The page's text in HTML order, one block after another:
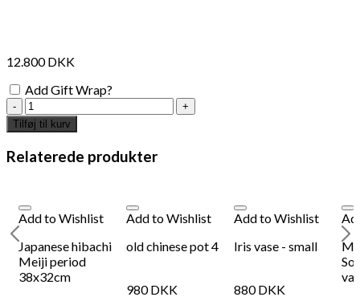
12.800DKK
Add Gift Wrap?
vintage
Japanese
vase
antal
Tilføj til kurv
Relaterede produkter
Add to Wishlist
Japanese hibachi
Meiji period
38x32cm
Add to Wishlist
old chinese pot 4
980DKK
Add to Wishlist
Iris vase - small
880DKK